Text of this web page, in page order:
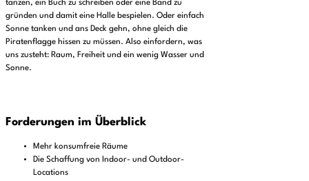
tanzen, ein Buch zu schreiben oder eine Band zu
gründen und damit eine Halle bespielen. Oder einfach
Sonne tanken und ans Deck gehn, ohne gleich die
Piratenflagge hissen zu müssen. Also einfordern, was
uns zusteht: Raum, Freiheit und ein wenig Wasser und
Sonne.
Forderungen im Überblick
Mehr konsumfreie Räume
Die Schaffung von Indoor- und Outdoor-
Locations